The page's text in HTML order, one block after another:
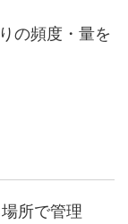
の頻度・量を
所で管理